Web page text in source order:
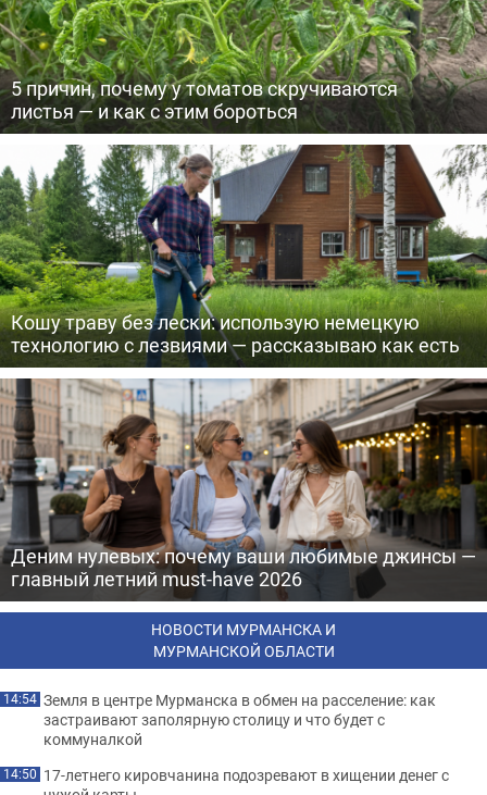
5 причин, почему у томатов скручиваются
листья — и как с этим бороться
Кошу траву без лески: использую немецкую
технологию с лезвиями — рассказываю как есть
Деним нулевых: почему ваши любимые джинсы —
главный летний must-have 2026
НОВОСТИ МУРМАНСКА И
МУРМАНСКОЙ ОБЛАСТИ
14:54 Земля в центре Мурманска в обмен на расселение: как
застраивают заполярную столицу и что будет с
коммуналкой
14:50 17-летнего кировчанина подозревают в хищении денег с